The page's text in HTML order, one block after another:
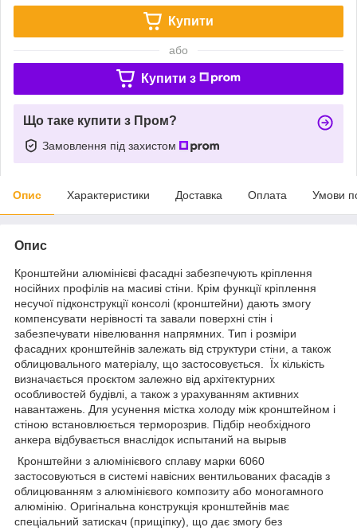
Купити
або
Купити з
Що таке купити з Пром?
Замовлення під захистом
Опис Характеристики Доставка Оплата Умови
Опис
Кронштейни алюмінієві фасадні забезпечують кріплення
носійних профілів на масиві стіни. Крім функції кріплення
несучої підконструкції консолі (кронштейни) дають змогу
компенсувати нерівності та завали поверхні стін і
забезпечувати нівелювання напрямних. Тип і розміри
фасадних кронштейнів залежать від структури стіни, а також
облицювального матеріалу, що застосовується. Їх кількість
визначається проєктом залежно від архітектурних
особливостей будівлі, а також з урахуванням активних
навантажень. Для усунення містка холоду між кронштейном і
стіною встановлюється терморозрив. Підбір необхідного
анкера відбувається внаслідок испытаний на вырыв
Кронштейни з алюмінієвого сплаву марки 6060
застосовуються в системі навісних вентильованих фасадів з
облицюванням з алюмінієвого композиту або моногамного
алюмінію. Оригінальна конструкція кронштейнів має
спеціальний затискач (прищіпку), що дає змогу без